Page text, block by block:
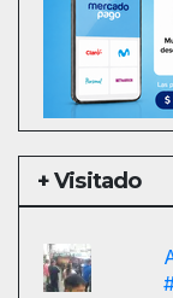
+ Visitado